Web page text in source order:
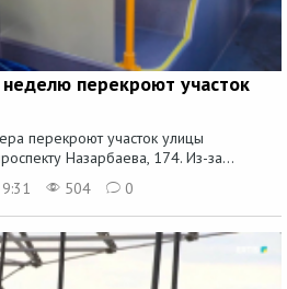
перекроют участок
перекроют участок улицы
Назарбаева, 174. Из-за...
9:31 504 0